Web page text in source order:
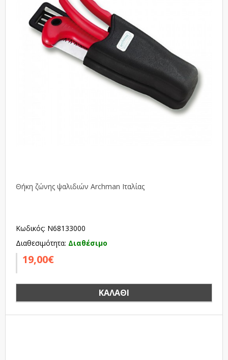
Θήκη ζώνης ψαλιδιών Archman Ιταλίας
Κωδικός: N68133000
Διαθεσιμότητα: Διαθέσιμο
19,00€
ΚΑΛΆΘΙ